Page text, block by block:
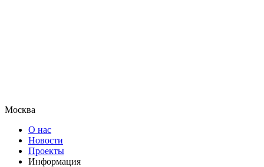
Москва
О нас
Новости
Проекты
Информация